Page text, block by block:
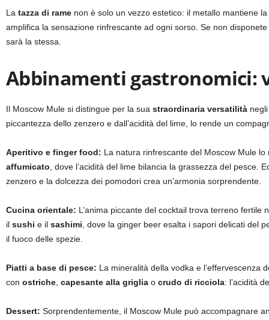
La tazza di rame non è solo un vezzo estetico: il metallo mantiene
amplifica la sensazione rinfrescante ad ogni sorso. Se non
sarà la stessa.
Abbinamenti gastronomici:
Il Moscow Mule si distingue per la sua straordinaria versatilità
piccantezza dello zenzero e dall’acidità del lime, lo rende un
Aperitivo e finger food: La natura rinfrescante del Moscow Mule
affumicato , dove l’acidità del lime bilancia la grassezza del pesce.
zenzero e la dolcezza dei pomodori crea un’armonia sorprendente.
Cucina orientale: L’anima piccante del cocktail trova terreno fertile
il sushi e il sashimi , dove la ginger beer esalta i sapori delicati del
il fuoco delle spezie.
Piatti a base di pesce: La mineralità della vodka e
con ostriche capesante alla griglia o crudo di ricciola: l’acidità
Dessert: Sorprendentemente, il Moscow Mule può accompagnare